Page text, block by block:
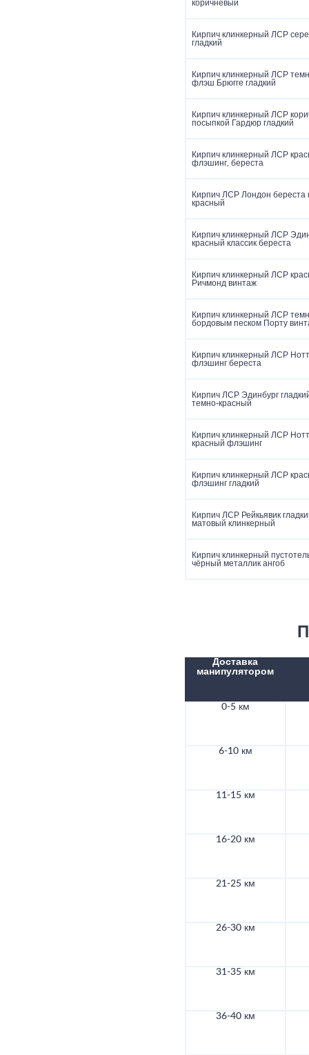
коричневый
Кирпич клинкерный ЛСР
гладкий
Кирпич клинкерный ЛСР
флэш Брюгге гладкий
Кирпич клинкерный ЛСР
посыпкой Гардюр гладкий
Кирпич клинкерный ЛСР
флэшинг, береста
Кирпич ЛСР Лондон береста
красный
Кирпич клинкерный ЛСР
красный классик береста
Кирпич клинкерный ЛСР
Ричмонд винтаж
Кирпич клинкерный ЛСР
бордовым песком Порту
Кирпич клинкерный ЛСР
флэшинг береста
Кирпич ЛСР Эдинбург
темно-красный
Кирпич клинкерный ЛСР
красный флэшинг
Кирпич клинкерный ЛСР
флэшинг гладкий
Кирпич ЛСР Рейкьявик
матовый клинкерный
Кирпич клинкерный
чёрный металлик ангоб
Доставка
манипулятором
0-5 км
6-10 км
11-15 км
16-20 км
21-25 км
26-30 км
31-35 км
36-40 км